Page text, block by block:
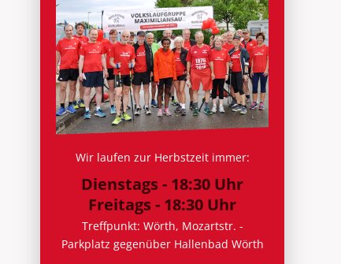
Wir laufen zur Herbstzeit immer:
Dienstags - 18:30 Uhr
Freitags - 18:30 Uhr
Treffpunkt: Wörth, Mozartstr. -
Parkplatz gegenüber Hallenbad Wörth